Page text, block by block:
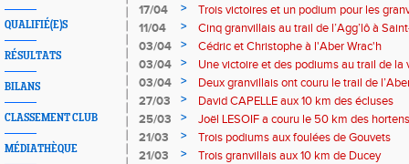
QUALIFIÉ(E)S
RÉSULTATS
BILANS
CLASSEMENT CLUB
MÉDIATHÈQUE
17/04
>
Trois victoires et un podium pour les
en baie
11/04 >
Cinq granvillais au trail de l’Agg’lô à
03/04
>
Cédric et Christophe à l'Aber Wrac'h
03/04
>
Une victoire et des podiums au trail de la
03/04
>
Deux granvillais ont couru le trail de
27/03
>
David CAPELLE aux 10 km des écluses
25/03
>
Joël LESOIF a couru le 50 km des
21/03
>
Trois podiums aux foulées de Gouvets
21/03
>
Trois granvillais aux 10 km de Ducey